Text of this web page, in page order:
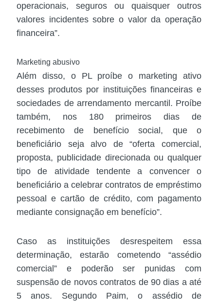
operacionais, seguros ou quaisquer outros
valores incidentes sobre o valor da operação
financeira”.
Marketing abusivo
Além disso, o PL proíbe o marketing ativo
desses produtos por instituições financeiras e
sociedades de arrendamento mercantil. Proíbe
também, nos 180 primeiros dias de
recebimento de benefício social, que o
beneficiário seja alvo de “oferta comercial,
proposta, publicidade direcionada ou qualquer
tipo de atividade tendente a convencer o
beneficiário a celebrar contratos de empréstimo
pessoal e cartão de crédito, com pagamento
mediante consignação em benefício”.
Caso as instituições desrespeitem essa
determinação, estarão cometendo “assédio
comercial” e poderão ser punidas com
suspensão de novos contratos de 90 dias a até
5 anos. Segundo Paim, o assédio de